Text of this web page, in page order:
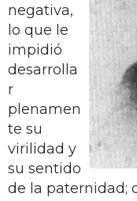
negativa,
lo que le
impidió
desarrolla
r
plenamen
te su
virilidad y
su sentido
de la paternidad;